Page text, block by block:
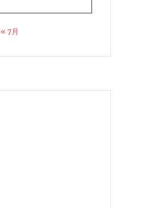
« 7月